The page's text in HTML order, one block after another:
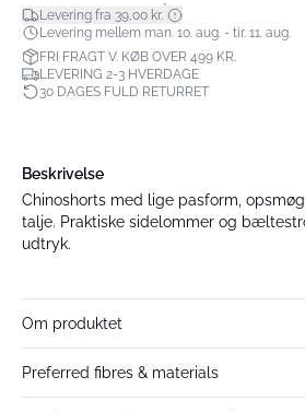
Levering fra 39,00 kr.*
Levering mellem man. 10. aug. - tir. 11. aug.
FRI FRAGT V. KØB OVER 499 KR.
LEVERING 2-3 HVERDAGE
30 DAGES FULD RETURRET
Beskrivelse
Chinoshorts med lige pasform,
talje. Praktiske sidelommer og
udtryk.
Om produktet
Preferred fibres & materials